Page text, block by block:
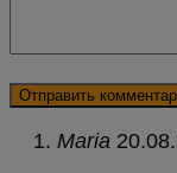
Maria